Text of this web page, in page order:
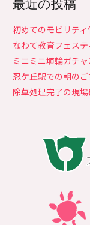
最近の投稿
初めてのモビリティ
なわて教育フェス
ミニミニ埴輪ガチ
忍ケ丘駅での朝の
除草処理完了の現